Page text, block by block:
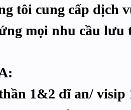
tôi cung cấp dịch
mọi nhu cầu
1&2 dĩ an/